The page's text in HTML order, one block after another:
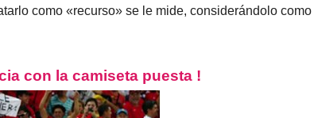
como «recurso» se le mide, considerándolo como
con la camiseta puesta !